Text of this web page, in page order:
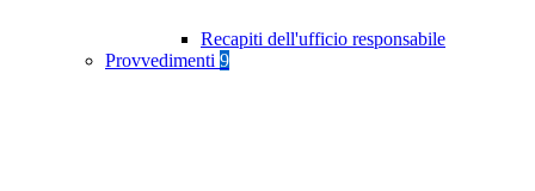
Recapiti dell'ufficio responsabile
Provvedimenti 9